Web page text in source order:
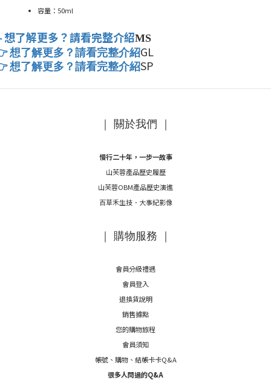
容量： 50ml
想了解更多？請看完整介紹MS
想了解更多？請看完整介紹GL
想了解更多？請看完整介紹SP
｜ 關於我們 ｜
慢行二十年，一步一故事
山芙蓉產品歷史履歷
山芙蓉OBM產品歷史演進
百草禾生技．大事紀影像
｜ 購物服務 ｜
會員分級禮遇
會員登入
退換貨說明
銷售據點
您的購物旅程
會員須知
帳號、購物、結帳卡卡Q&A
很多人問過的Q&A